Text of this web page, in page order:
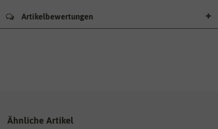
Artikelbewertungen
Ähnliche Artikel